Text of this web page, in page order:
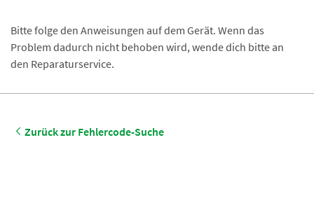
Bitte folge den Anweisungen auf dem Gerät. Wenn das
Problem dadurch nicht behoben wird, wende dich bitte an
den Reparaturservice.
Zurück zur Fehlercode-Suche